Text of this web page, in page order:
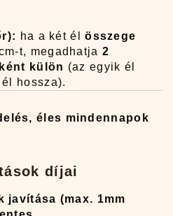
ha a két élösszege
t, megadhatja 2
külön (az egyik él
hossza).
éles mindennapok
díjai
javítása (max. 1mm